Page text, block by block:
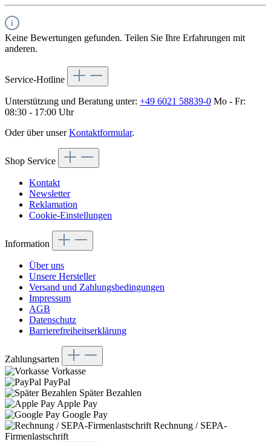
Keine Bewertungen gefunden. Teilen Sie Ihre Erfahrungen mit
anderen.
Service-Hotline
Unterstützung und Beratung unter: +49 6021 58839-0 Mo - Fr:
08:30 - 17:00 Uhr
Oder über unserKontaktformular.
Shop Service
Kontakt
Newsletter
Reklamation
Cookie-Einstellungen
Information
Über uns
Unsere Hersteller
Versand und Zahlungsbedingungen
Impressum
AGB
Datenschutz
Barrierefreiheitserklärung
Zahlungsarten
Vorkasse
PayPal
Später Bezahlen
Apple Pay
Google Pay
Rechnung / SEPA-
Firmenlastschrift